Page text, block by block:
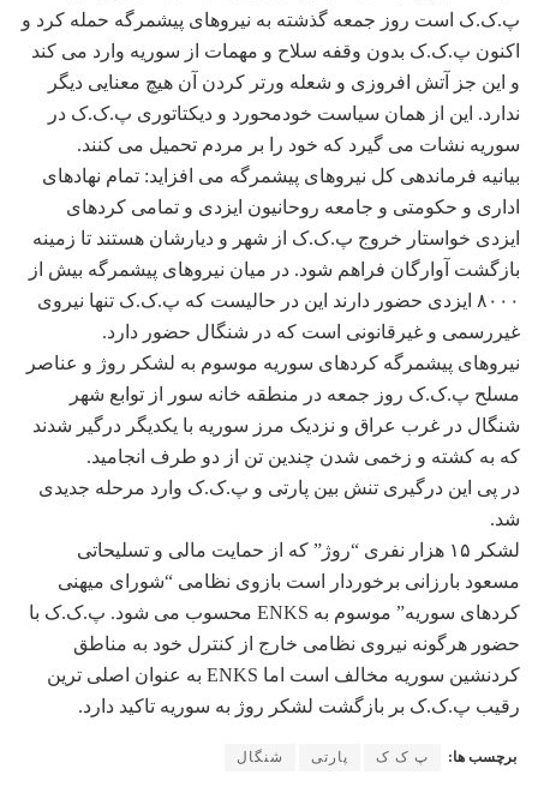
پ.ک.ک است روز جمعه گذشته به نیروهای پیشمرگه حمله کرد و
اکنون پ.ک.ک بدون وقفه سلاح و مهمات از سوریه وارد می کند
و این جز آتش افروزی و شعله ورتر کردن آن هیچ معنایی دیگر
ندارد. این از همان سیاست خودمحورد و دیکتاتوری پ.ک.ک در
سوریه نشات می گیرد که خود را بر مردم تحمیل می کنند.
بیانیه فرماندهی کل نیروهای پیشمرگه می افزاید: تمام نهادهای
اداری و حکومتی و جامعه روحانیون ایزدی و تمامی کردهای
ایزدی خواستار خروج پ.ک.ک از شهر و دیارشان هستند تا زمینه
بازگشت آوارگان فراهم شود. در میان نیروهای پیشمرگه بیش از
۸۰۰۰ ایزدی حضور دارند این در حالیست که پ.ک.ک تنها نیروی
غیررسمی و غیرقانونی است که در شنگال حضور دارد.
نیروهای پیشمرگه کردهای سوریه موسوم به لشکر روژ و عناصر
مسلح پ.ک.ک روز جمعه در منطقه خانه سور از توابع شهر
شنگال در غرب عراق و نزدیک مرز سوریه با یکدیگر درگیر شدند
که به کشته و زخمی شدن چندین تن از دو طرف انجامید.
در پی این درگیری تنش بین پارتی و پ.ک.ک وارد مرحله جدیدی
شد.
لشکر ۱۵ هزار نفری “روژ” که از حمایت مالی و تسلیحاتی
مسعود بارزانی برخوردار است بازوی نظامی “شورای میهنی
کردهای سوریه” موسوم به ENKS محسوب می شود. پ.ک.ک با
حضور هرگونه نیروی نظامی خارج از کنترل خود به مناطق
کردنشین سوریه مخالف است اما ENKS به عنوان اصلی ترین
رقیب پ.ک.ک بر بازگشت لشکر روژ به سوریه تاکید دارد.
برچسب ها: پ ک ک پارتی شنگال